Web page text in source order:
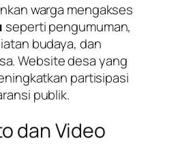
warga mengakses
seperti pengumuman,
budaya, dan
Website desa yang
partisipasi
publik.
dan Video